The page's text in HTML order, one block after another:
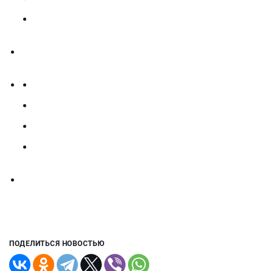
ПОДЕЛИТЬСЯ НОВОСТЬЮ